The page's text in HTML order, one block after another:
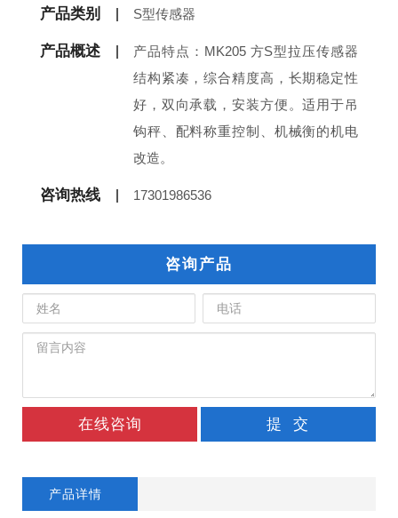
产品类别 S型传感器
产品概述
产品特点：MK205 方S型拉压传感器
结构紧凑，综合精度高，长期稳定性
好，双向承载，安装方便。适用于吊
钩秤、配料称重控制、机械衡的机电
改造。
咨询热线 17301986536
咨询产品
在线咨询 提 交
产品详情